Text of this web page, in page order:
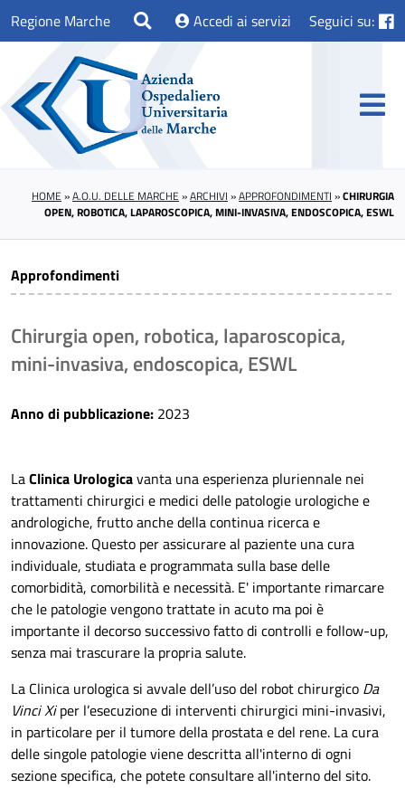
Regione Marche Accedi ai servizi Seguici su:
HOME »A.O.U. DELLE MARCHE »ARCHIVI »APPROFONDIMENTI »CHIRURGIA
OPEN, ROBOTICA, LAPAROSCOPICA, MINI-INVASIVA, ENDOSCOPICA, ESWL
Approfondimenti
Chirurgia open, robotica, laparoscopica,
mini-invasiva, endoscopica, ESWL
Anno di pubblicazione: 2023
LaClinica Urologicavanta una esperienza pluriennale nei
trattamenti chirurgici e medici delle patologie urologiche e
andrologiche, frutto anche della continua ricerca e
innovazione. Questo per assicurare al paziente una cura
individuale, studiata e programmata sulla base delle
comorbidità, comorbilità e necessità. E' importante rimarcare
che le patologie vengono trattate in acuto ma poi è
importante il decorso successivo fatto di controlli e follow-up,
senza mai trascurare la propria salute.
La Clinica urologica si avvale dell’uso del robot chirurgico Da
Vinci Xiper l’esecuzione di interventi chirurgici mini-invasivi,
in particolare per il tumore della prostata e del rene. La cura
delle singole patologie viene descritta all'interno di ogni
sezione specifica, che potete consultare all'interno del sito.